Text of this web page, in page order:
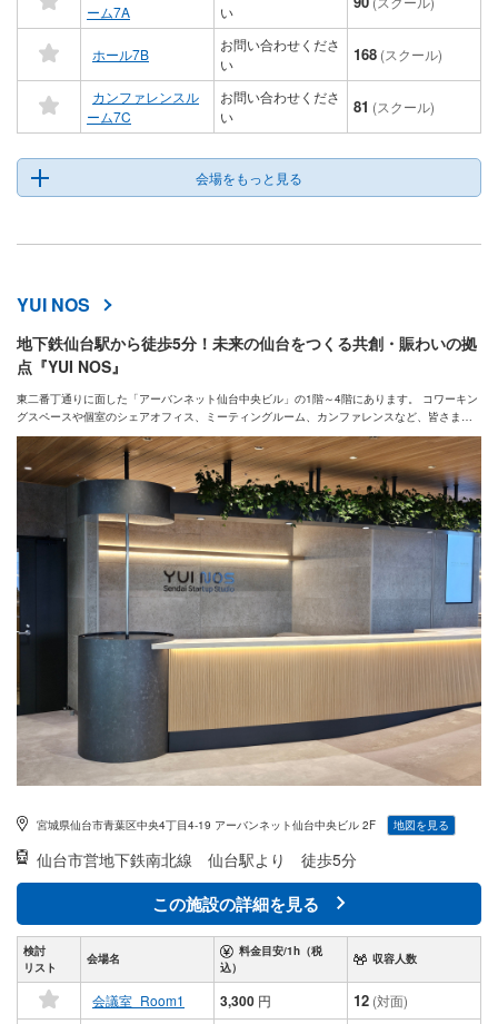
ーム7A
い
ホール7B
お問い合わせくださ
い
168 (スクール)
カンファレンスル
ーム7C
お問い合わせくださ
い
81 (スクール)
会場をもっと見る
YUI NOS
地下鉄仙台駅から徒歩5分！未来の仙台をつくる共創・賑わいの拠
点『YUI NOS』
東二番丁通りに面した「アーバンネット仙台中央ビル」の1階～4階にあります。 コワーキン
グスペースや個室のシェアオフィス、ミーティングルーム、カンファレンスなど、皆さまの
ニーズに応じたスペースと交流の機会を提供します。 ご利用・ご見学希望の方は、お問い合
わせください。
宮城県仙台市青葉区中央4丁目4-19 アーバンネット仙台中央ビル 2F 地図を見る
仙台市営地下鉄南北線 仙台駅より 徒歩5分
この施設の詳細を見る
検討
リスト
会場名
料金目安/1h（税
込）
収容人数
会議室_Room1 3,300 円 12 (対面)